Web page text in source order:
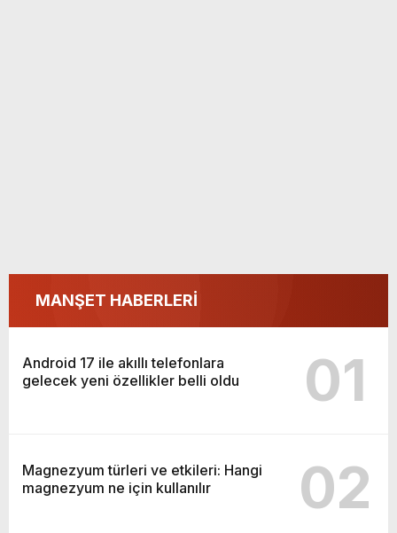
MANŞET HABERLERİ
Android 17 ile akıllı telefonlara
gelecek yeni özellikler belli oldu
01
Magnezyum türleri ve etkileri: Hangi
magnezyum ne için kullanılır
02